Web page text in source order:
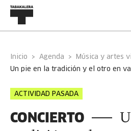
Inicio Agenda
Música y artes
un pie en la tradición y el otro en
ACTIVIDAD PASADA
CONCIERTO